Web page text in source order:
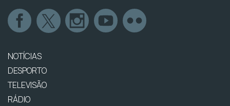
NOTÍCIAS
DESPORTO
TELEVISÃO
RÁDIO